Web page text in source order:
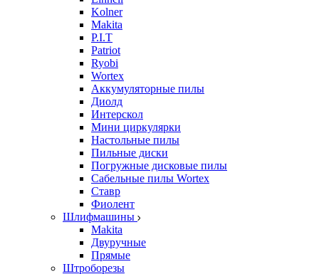
Kolner
Makita
P.I.T
Patriot
Ryobi
Wortex
Аккумуляторные пилы
Диолд
Интерскол
Мини циркулярки
Настольные пилы
Пильные диски
Погружные дисковые пилы
Сабельные пилы Wortex
Ставр
Фиолент
Шлифмашины
Makita
Двуручные
Прямые
Штроборезы